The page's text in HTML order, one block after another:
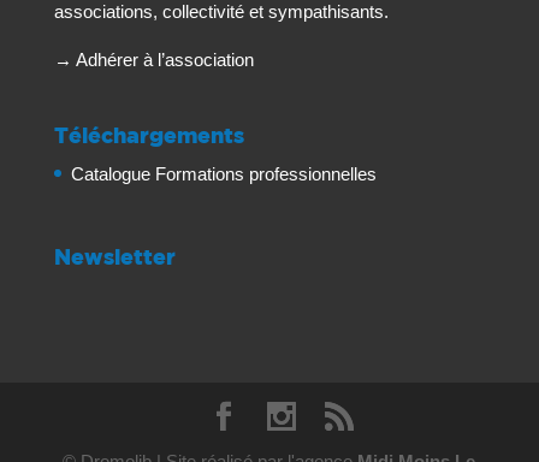
associations, collectivité et sympathisants.
→ Adhérer à l’association
Téléchargements
Catalogue Formations professionnelles
Newsletter